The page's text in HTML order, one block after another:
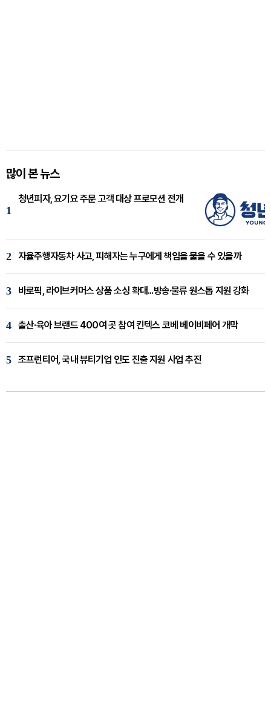
많이 본 뉴스
1
청년피자, 요기요 주문 고객 대상 프로모션 전개
2 자율주행자동차 사고, 피해자는 누구에게 책임을 물을 수 있을까
3 바로픽, 라이브커머스 상품 소싱 확대...방송·물류 원스톱 지원 강화
4 출산·육아 브랜드 400여 곳 참여 킨텍스 코베 베이비페어 개막
5 조프런티어, 국내 뷰티기업 인도 진출 지원 사업 추진